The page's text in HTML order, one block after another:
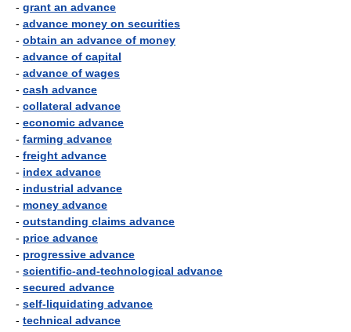
- grant an advance
- advance money on securities
- obtain an advance of money
- advance of capital
- advance of wages
- cash advance
- collateral advance
- economic advance
- farming advance
- freight advance
- index advance
- industrial advance
- money advance
- outstanding claims advance
- price advance
- progressive advance
- scientific-and-technological advance
- secured advance
- self-liquidating advance
- technical advance